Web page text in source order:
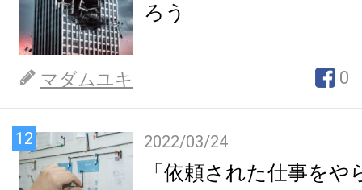
ろう
マダムユキ 0
12 2022/03/24
「依頼された仕事を